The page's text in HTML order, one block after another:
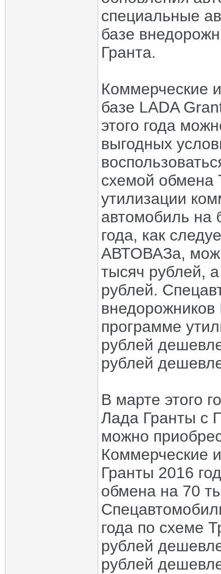
специальные
базе
Гранта.
Коммерческие
базе LADA
этого года
выгодных
схемой обмена
утилизации
автомобиль на
года, как
АВТОВАЗа,
тысяч рублей,
рублей.
программе
рублей
рублей
В марте этого
Лада Гранты с
можно
Коммерческие
Гранты 2016
обмена на 70
года по схеме
рублей
рублей